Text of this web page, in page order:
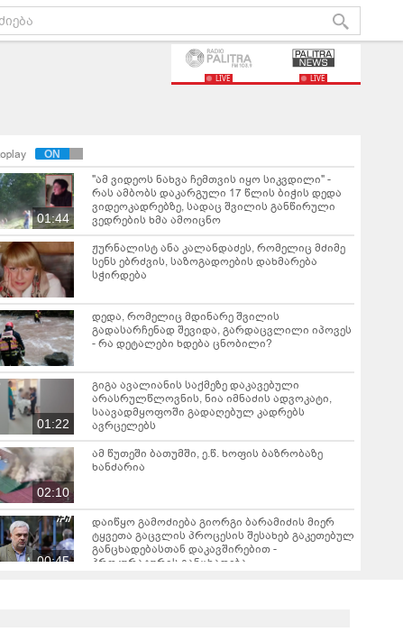
LIVE LIVE
01:44
"ამ ვიდეოს ნახვა ჩემთვის იყო სიკვდილი" -
რას ამბობს დაკარგული 17 წლის ბიჭის დედა
ვიდეოკადრებზე, სადაც შვილის განწირული
ვედრების ხმა ამოიცნო
ჟურნალისტ ანა კალანდაძეს, რომელიც მძიმე
სენს ებრძვის, საზოგადოების დახმარება
სჭირდება
დედა, რომელიც მდინარე შვილის
გადასარჩენად შევიდა, გარდაცვლილი იპოვეს
- რა დეტალები ხდება ცნობილი?
01:22
გიგა ავალიანის საქმეზე დაკავებული
არასრულწლოვნის, ნია იმნაძის ადვოკატი,
საავადმყოფოში გადაღებულ კადრებს
ავრცელებს
02:10
ამ წუთეში ბათუმში, ე.წ. ხოფის ბაზრობაზე
ხანძარია
00:45
დაიწყო გამოძიება გიორგი ბარამიძის მიერ
ტყვეთა გაცვლის პროცესის შესახებ გაკეთებულ
განცხადებასთან დაკავშირებით -
პროკურატურის განცხადება